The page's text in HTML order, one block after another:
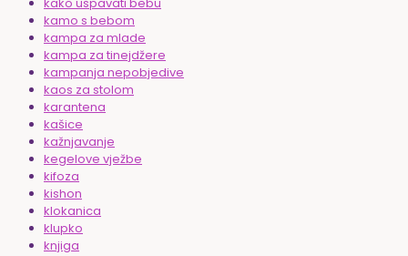
kamo s bebom
kampa za mlade
kampa za tinejdžere
kampanja nepobjedive
kaos za stolom
karantena
kašice
kažnjavanje
kegelove vježbe
kifoza
kishon
klokanica
klupko
knjiga